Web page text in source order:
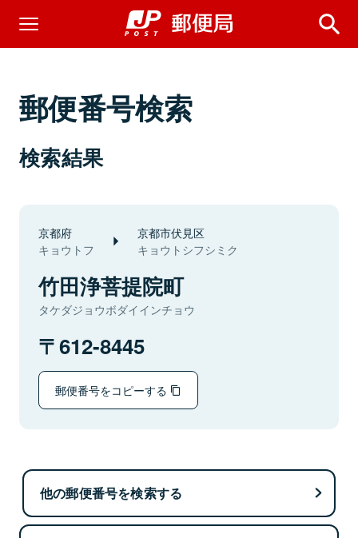
郵便番号検索
検索結果
京都府
キョウトフ
京都市伏見区
キョウトシフシミク
竹田浄菩提院町
タケダジョウボダイインチョウ
612-8445
郵便番号をコピーする
他の郵便番号を検索する